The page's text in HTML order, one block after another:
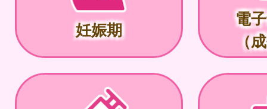
妊娠期
電
（